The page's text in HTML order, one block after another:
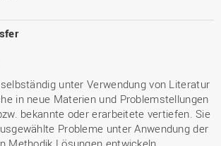
unter Verwendung von Literatur
in neue Materien und Problemstellungen
bekannte oder erarbeitete vertiefen. Sie
Probleme unter Anwendung der
Methodik Lösungen entwickeln.